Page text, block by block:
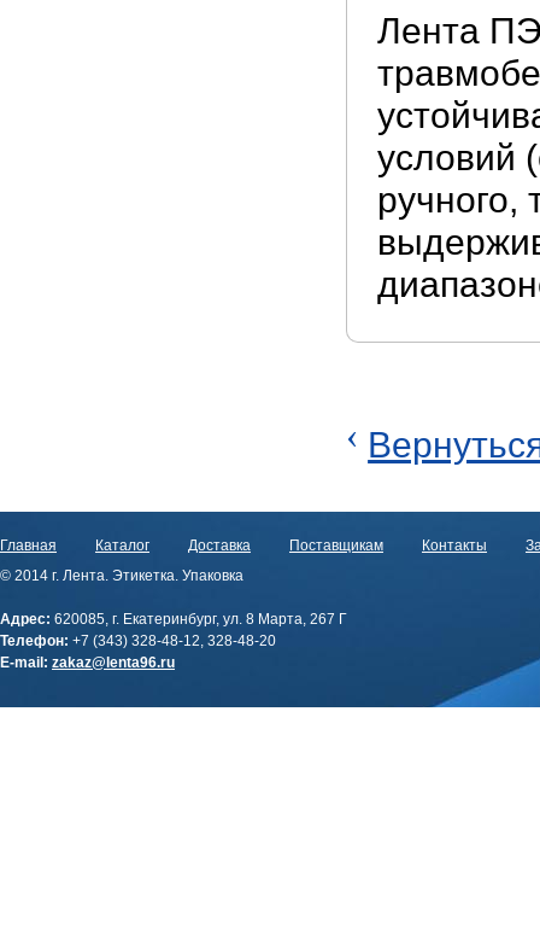
Лента
условий
ручного,
‹
Главная Каталог Доставка Поставщикам Контакты
© 2014 г. Лента. Этикетка. Упаковка
Адрес: 620085, г. Екатеринбург, ул. 8 Марта, 267 Г
Телефон: +7 (343) 328-48-12, 328-48-20
E-mail: zakaz@lenta96.ru